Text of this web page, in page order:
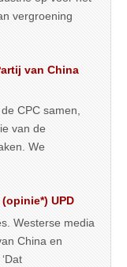
vergroening
van China
CPC samen,
van de
We
UPD
Westerse media
China en